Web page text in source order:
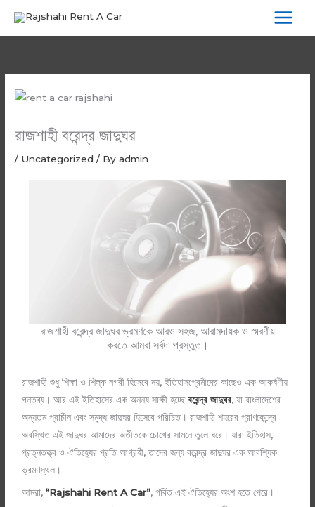
রাজশাহী বরেন্দ্র জাদুঘর
/ Uncategorized / Byadmin
রাজশাহী বরেন্দ্র জাদুঘর ভ্রমণকে আরও সহজ, আরামদায়ক ও স্মরণীয়
করতে আমরা সর্বদা প্রস্তুত।
রাজশাহী শুধু শিক্ষা ও শিল্ক নগরী হিসেবে নয়, ইতিহাসপ্রেমীদের কাছেও এক আকর্ষণীয়
গন্তব্য। আর এই ইতিহাসের এক অনন্য সাক্ষী হচ্ছেবরেন্দ্র জাদুঘর, যা বাংলাদেশের
অন্যতম প্রাচীন এবং সমৃদ্ধ জাদুঘর হিসেবে পরিচিত। রাজশাহী শহরের প্রাণকেন্দ্রে
অবস্থিত এই জাদুঘর আমাদের অতীতকে চোখের সামনে তুলে ধরে। যারা ইতিহাস,
প্রত্নতত্ত্ব ও ঐতিহ্যের প্রতি আগ্রহী, তাদের জন্য বরেন্দ্র জাদুঘর এক আবশ্যিক
ভ্রমণস্থল।
আমরা,“Rajshahi Rent A Car”, গর্বিত এই ঐতিহ্যের অংশ হতে পেরে।